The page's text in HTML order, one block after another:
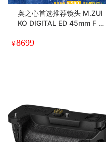
奥之心首选推荐镜头 M.ZUI
KO DIGITAL ED 45mm F 1.
¥8699